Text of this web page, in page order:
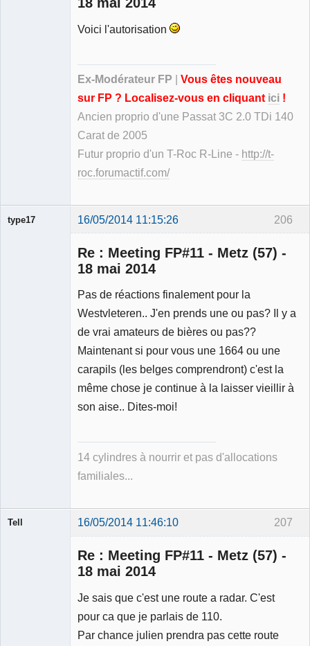
18 mai 2014
Voici l'autorisation
Ex-Modérateur FP
Vous êtes nouveau
sur FP ? Localisez-vous en cliquant ici !
Ancien proprio d'une Passat 3C 2.0 TDi 140
Carat de 2005
Futur proprio d'un T-Roc R-Line - http://t-
roc.forumactif.com/
206
type17 16/05/2014 11:15:26
Re : Meeting FP#11 - Metz (57) -
18 mai 2014
Pas de réactions finalement pour la
Westvleteren.. J'en prends une ou pas? Il y a
de vrai amateurs de bières ou pas??
Maintenant si pour vous une 1664 ou une
carapils (les belges comprendront) c'est la
même chose je continue à la laisser vieillir à
son aise.. Dites-moi!
14 cylindres à nourrir et pas d'allocations
familiales...
207
Tell 16/05/2014 11:46:10
Re : Meeting FP#11 - Metz (57) -
18 mai 2014
Je sais que c'est une route a radar. C'est
pour ca que je parlais de 110.
Par chance julien prendra pas cette route